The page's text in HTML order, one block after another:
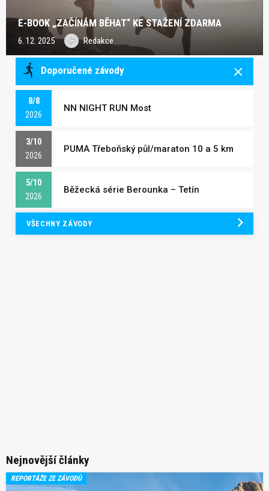
E-BOOK „ZAČÍNÁM BĚHAT“ KE STAŽENÍ ZDARMA
6. 12. 2025 Redakce
Doporučené závody
8/8
2026
NN NIGHT RUN Most
3/10
2026
PUMA Třeboňský půl/maraton 10 a 5 km
5/10
2026
Běžecká série Berounka – Tetín
VŠECHNY ZÁVODY
Nejnovější články
REPORTÁŽE ZE ZÁVODŮ